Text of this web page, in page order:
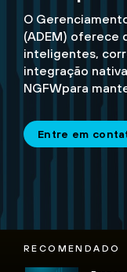
O
(ADEM) oferece
inteligentes,
integração nativa
NGFWpara
Entre em
RECOMENDADO